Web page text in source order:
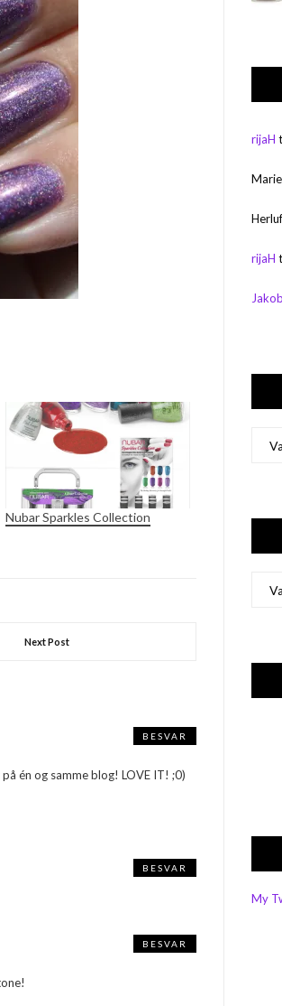
Nubar Sparkles Collection
Next Post
én og samme blog! LOVE IT! ;0)
BESVAR
BESVAR
BESVAR
rijaH
rijaH
Jakob
My